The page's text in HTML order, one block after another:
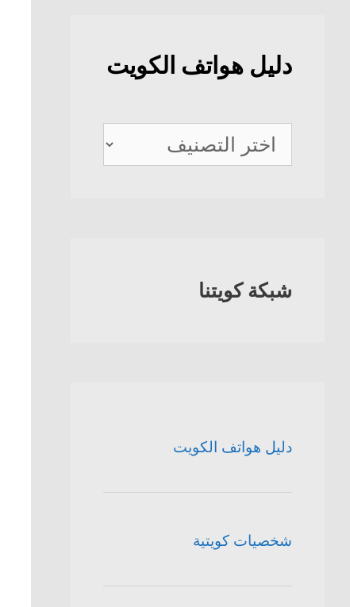
دليل هواتف الكويت
دليل
هواتف
شبكة كويتنا
دليل هواتف الكويت
شخصيات كويتية